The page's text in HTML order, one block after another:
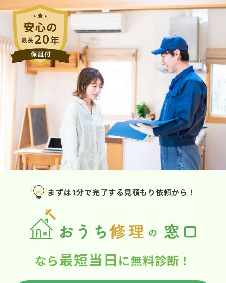
まずは1分で完了する見積もり依頼から！
なら最短当日 に無料診断！